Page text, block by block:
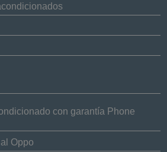
con garantía Phone
Oppo